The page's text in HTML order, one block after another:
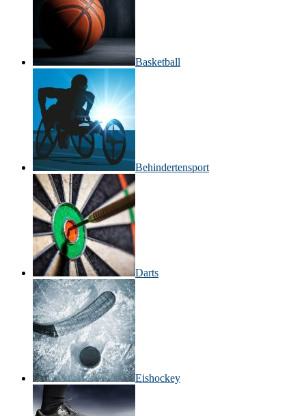
Basketball
Behinderten­sport
Darts
Eishockey